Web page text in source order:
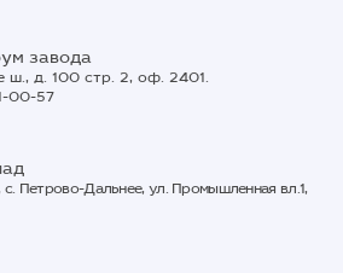
завода
ш., д. 100 стр. 2, оф. 2401.
00-57
Петрово-Дальнее, ул. Промышленная вл.1,